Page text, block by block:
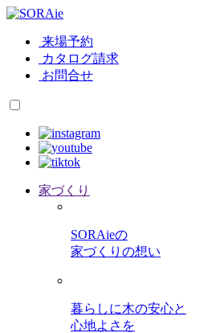
来場予約
カタログ請求
お問合せ
家づくり
SORAieの
家づくりの想い
暮らしに木の安心と
心地よさを